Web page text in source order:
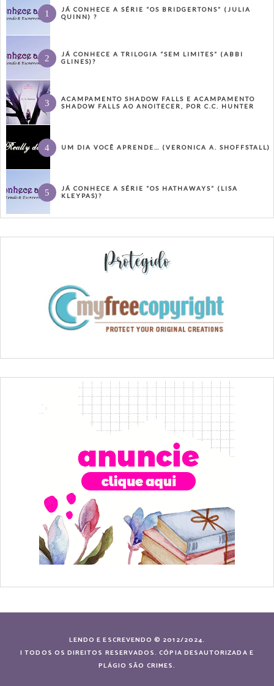
JÁ CONHECE A SÉRIE “OS BRIDGERTONS” (JULIA
QUINN) ?
JÁ CONHECE A TRILOGIA “SEM LIMITES” (ABBI
GLINES)?
ACAMPAMENTO SHADOW FALLS E ACAMPAMENTO
SHADOW FALLS AO ANOITECER, POR C.C. HUNTER
UM DIA VOCÊ APRENDE… (VERONICA A. SHOFFSTALL)
JÁ CONHECE A SÉRIE “OS HATHAWAYS” (LISA
KLEYPAS)?
Protegido
LENDO E ESCREVENDO © 2012/2024.
| TODOS OS DIREITOS RESERVADOS. CÓPIA DESAUTORIZADA E
PLÁGIO SÃO CRIMES.